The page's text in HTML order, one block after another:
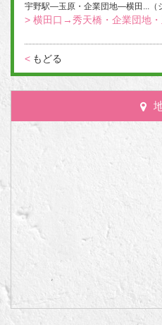
宇野駅―玉原・企業団地―横田...（
> 横田口→秀天橋・企業団地・
< もどる